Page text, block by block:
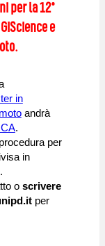
per la 12°
e
in
andrà
.
per
in
o scrivere
per